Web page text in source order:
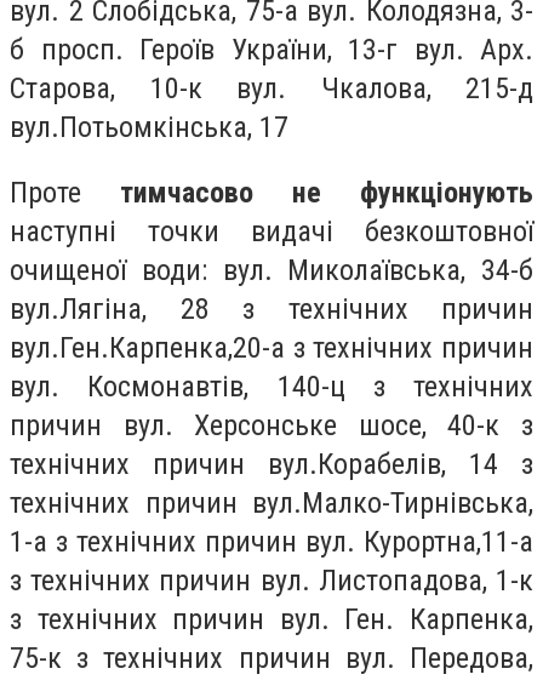
вул. 2 Слобідська, 75-а вул. Колодязна, 3-
б просп. Героїв України, 13-г вул. Арх.
Старова, 10-к вул. Чкалова, 215-д
вул.Потьомкінська, 17
Проте тимчасово не функціонують
наступні точки видачі безкоштовної
очищеної води: вул. Миколаївська, 34-б
вул.Лягіна, 28 з технічних причин
вул.Ген.Карпенка,20-а з технічних причин
вул. Космонавтів, 140-ц з технічних
причин вул. Херсонське шосе, 40-к з
технічних причин вул.Корабелів, 14 з
технічних причин вул.Малко-Тирнiвська,
1-а з технічних причин вул. Курортна,11-а
з технічних причин вул. Листопадова, 1-к
з технічних причин вул. Ген. Карпенка,
75-к з технічних причин вул. Передова,